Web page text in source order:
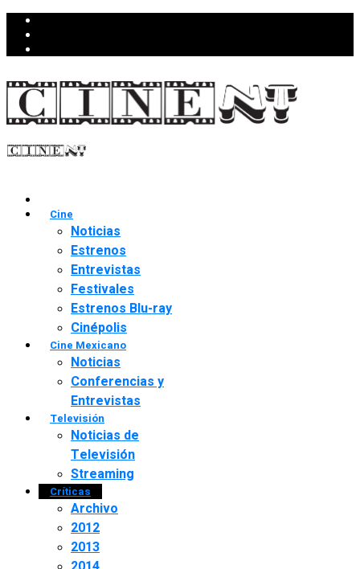
Cine
Noticias
Estrenos
Entrevistas
Festivales
Estrenos Blu-ray
Cinépolis
Cine Mexicano
Noticias
Conferencias y
Entrevistas
Televisión
Noticias de
Televisión
Streaming
Críticas
Archivo
2012
2013